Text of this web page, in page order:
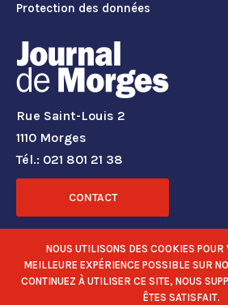
Protection des données
Rue Saint-Louis 2
1110 Morges
Tél.: 021 801 21 38
CONTACT
RÉSEAUX SOCIAUX
NOUS UTILISONS DES COOKIES POUR
MEILLEURE EXPÉRIENCE POSSIBLE SUR
CONTINUEZ À UTILISER CE SITE, NOUS
ÊTES SATISFAIT.